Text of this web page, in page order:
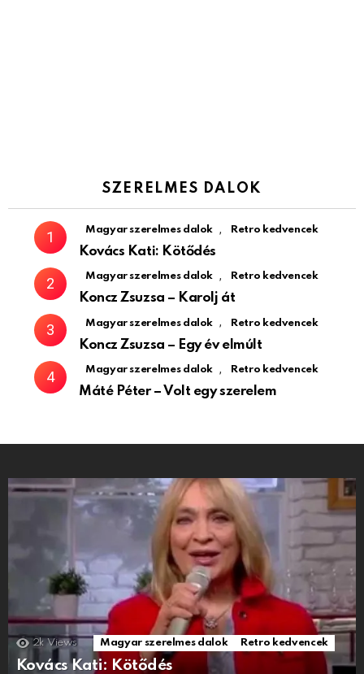
SZERELMES DALOK
Magyar szerelmes dalok , Retro kedvencek
Kovács Kati: Kötődés
Magyar szerelmes dalok , Retro kedvencek
Koncz Zsuzsa – Karolj át
Magyar szerelmes dalok , Retro kedvencek
Koncz Zsuzsa – Egy év elmúlt
Magyar szerelmes dalok , Retro kedvencek
Máté Péter – Volt egy szerelem
2k Views Magyar szerelmes dalok Retro kedvencek
Kovács Kati: Kötődés